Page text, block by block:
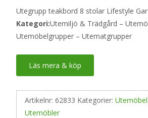
Utegrupp teakbord 8 stolar Lifestyle
Kategori:Utemiljö & Trädgård –
Utemöbelgrupper – Utematgrupper
Läs mera & köp
Artikelnr: 62833 Kategorier:
Utemöbler